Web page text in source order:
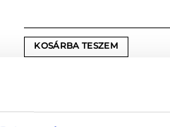
KOSÁRBA TESZEM